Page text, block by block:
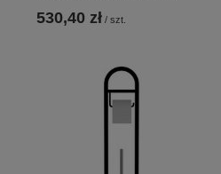
530,40 zł / szt.